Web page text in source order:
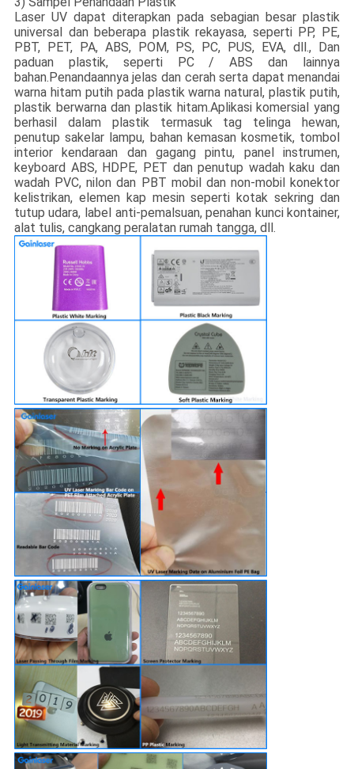
Laser UV dapat diterapkan pada sebagian besar plastik
universal dan beberapa plastik rekayasa, seperti PP, PE,
PBT, PET, PA, ABS, POM, PS, PC, PUS, EVA, dll., Dan
paduan plastik, seperti PC / ABS dan lainnya
bahan.Penandaannya jelas dan cerah serta dapat menandai
warna hitam putih pada plastik warna natural, plastik putih,
plastik berwarna dan plastik hitam.Aplikasi komersial yang
berhasil dalam plastik termasuk tag telinga hewan,
penutup sakelar lampu, bahan kemasan kosmetik, tombol
interior kendaraan dan gagang pintu, panel instrumen,
keyboard ABS, HDPE, PET dan penutup wadah kaku dan
wadah PVC, nilon dan PBT mobil dan non-mobil konektor
kelistrikan, elemen kap mesin seperti kotak sekring dan
tutup udara, label anti-pemalsuan, penahan kunci kontainer,
alat tulis, cangkang peralatan rumah tangga, dll.